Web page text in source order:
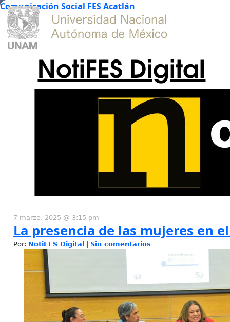
Comunicación Social FES Acatlán
NotiFES Digital
7 marzo, 2025 @ 3:15 pm
La presencia de las mujeres en
Por: NotiFES Digital Sin comentarios